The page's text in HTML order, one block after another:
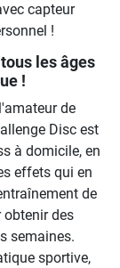
capteur
!
les âges
!
de
Disc est
à domicile, en
effets qui en
de
des
semaines.
sportive,